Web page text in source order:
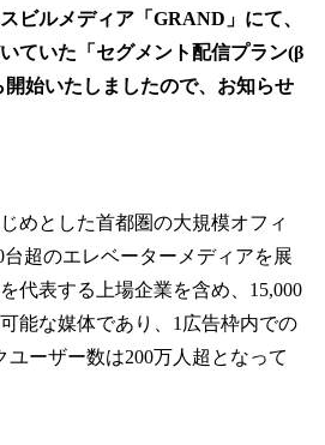
ビルメディア「GRAND」にて、
ていた「セグメント配信プラン(β
始いたしましたので、お知らせ
めとした首都圏の大規模オフィ
台超のエレベーターメディアを展
代表する上場企業を含め、15,000
能な媒体であり、1広告枠内での
ユーザー数は200万人超となって